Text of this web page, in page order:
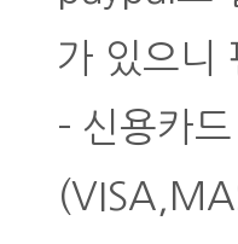
가 있으니
- 신용카